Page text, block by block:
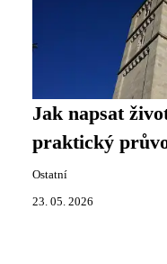
Jak napsat
praktický
Ostatní
23. 05. 2026